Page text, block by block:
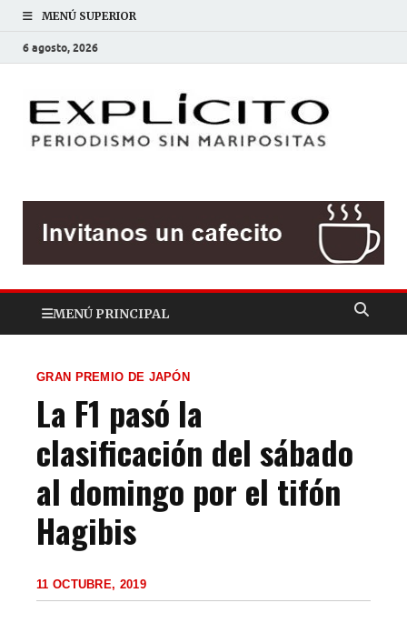
MENÚ SUPERIOR
6 agosto, 2026
MENÚ PRINCIPAL
GRAN PREMIO DE JAPÓN
La F1 pasó la
clasificación del sábado
al domingo por el tifón
Hagibis
11 OCTUBRE, 2019